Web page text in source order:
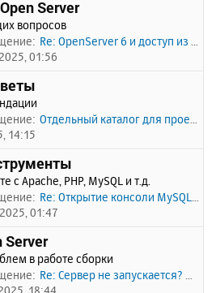
Server
вопросов
Re: OpenServer 6 и доступ из …
01:56
Отдельный каталог для проекто…
14:15
с Apache, PHP, MySQL и т.д.
Re: Открытие консоли MySQL по…
01:47
Server
в работе сборки
Re: Сервер не запускается? Пи…
18:44